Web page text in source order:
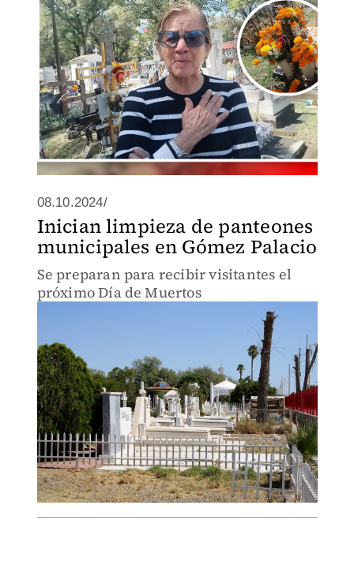
08.10.2024/
Inician limpieza de panteones
municipales en Gómez Palacio
Se preparan para recibir visitantes el
próximo Día de Muertos